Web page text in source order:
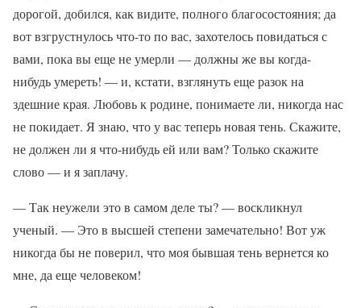
дорогой, добился, как видите, полного благосостояния; да
вот взгрустнулось что-то по вас, захотелось повидаться с
вами, пока вы еще не умерли — должны же вы когда-
нибудь умереть! — и, кстати, взглянуть еще разок на
здешние края. Любовь к родине, понимаете ли, никогда нас
не покидает. Я знаю, что у вас теперь новая тень. Скажите,
не должен ли я что-нибудь ей или вам? Только скажите
слово — и я заплачу.
— Так неужели это в самом деле ты? — воскликнул
ученый. — Это в высшей степени замечательно! Вот уж
никогда бы не поверил, что моя бывшая тень вернется ко
мне, да еще человеком!